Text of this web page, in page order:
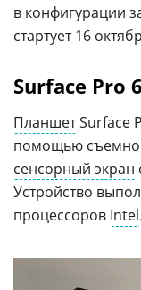
в конфигурации
стартует 16
Surface Pro 6
ПланшетSurface
помощью
сенсорный экран
Устройство
процессоров Intel.